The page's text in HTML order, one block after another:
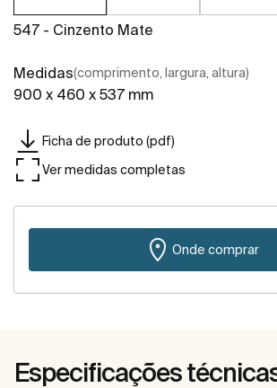
547 - Cinzento Mate
Medidas(comprimento, largura, altura)
900 x 460 x 537 mm
Ficha de produto (pdf)
Ver medidas completas
Onde comprar
Especificações